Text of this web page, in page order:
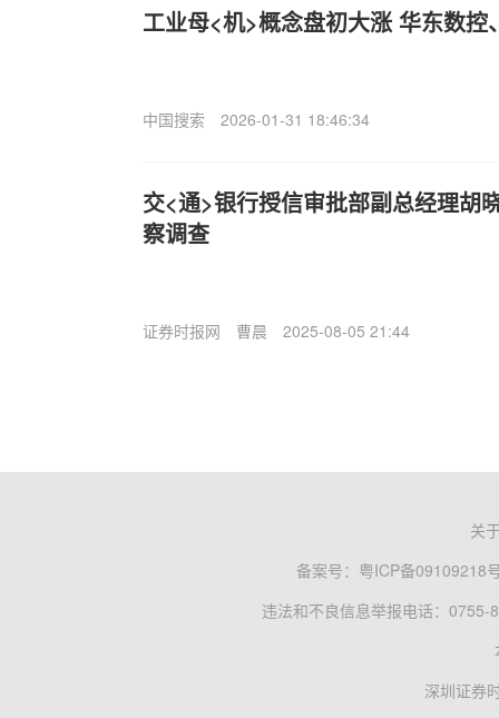
工业母<机>概念盘初大涨 华东数控
中国搜索 2026-01-31 18:46:34
交<通>银行授信审批部副总经理胡
察调查
证券时报网 曹晨 2025-08-05 21:44
关
备案号： 粤ICP备09109218
违法和不良信息举报电话：0755-
深圳证券